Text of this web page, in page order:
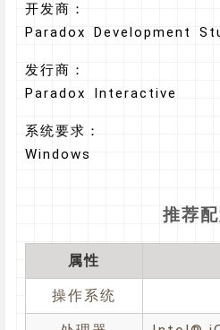
开发商：
Paradox Development
发行商：
Paradox Interactive
系统要求：
Windows
推荐
属性
操作系统